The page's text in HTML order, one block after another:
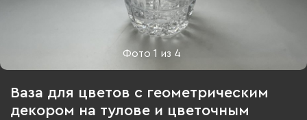
Фото1 из 4
Ваза для цветов с геометрическим
декором на тулове и цветочным